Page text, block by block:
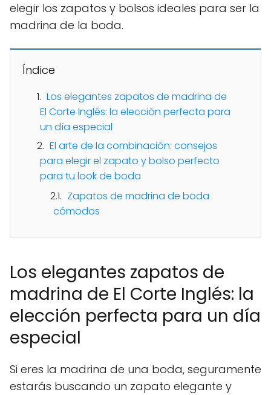
elegir los zapatos y bolsos ideales para ser la
madrina de la boda.
Índice
Los elegantes zapatos de madrina de
El Corte Inglés: la elección perfecta para
un día especial
El arte de la combinación: consejos
para elegir el zapato y bolso perfecto
para tu look de boda
Zapatos de madrina de boda
cómodos
Los elegantes zapatos de
madrina de El Corte Inglés: la
elección perfecta para un día
especial
Si eres la madrina de una boda, seguramente
estarás buscando un zapato elegante y